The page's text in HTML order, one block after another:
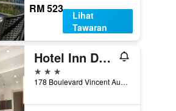
RM 523
Lihat
Tawaran
Hotel Inn Design Paris Place d'Italie
3 bintang
178 Boulevard Vincent Auriol, Paris, Perancis